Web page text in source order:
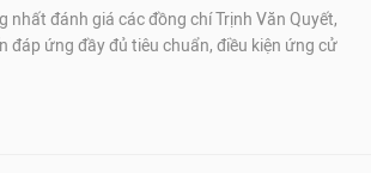
nhất đánh giá các đồng chí Trịnh Văn Quyết,
đáp ứng đầy đủ tiêu chuẩn, điều kiện ứng cử